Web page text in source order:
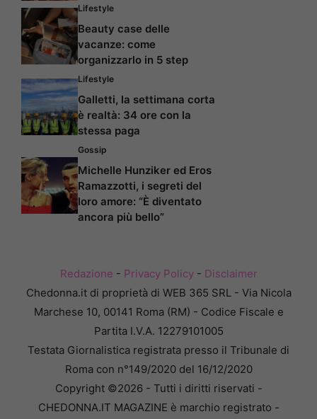
Lifestyle
Beauty case delle
vacanze: come
organizzarlo in 5 step
Lifestyle
Galletti, la settimana corta
è realtà: 34 ore con la
stessa paga
Gossip
Michelle Hunziker ed Eros
Ramazzotti, i segreti del
loro amore: “È diventato
ancora più bello”
Redazione - Privacy Policy- Disclaimer
Chedonna.it di proprietà di WEB 365 SRL - Via Nicola
Marchese 10, 00141 Roma (RM) - Codice Fiscale e
Partita I.V.A. 12279101005
Testata Giornalistica registrata presso il Tribunale di
Roma con n°149/2020 del 16/12/2020
Copyright ©2026 - Tutti i diritti riservati -
CHEDONNA.IT MAGAZINE è marchio registrato -